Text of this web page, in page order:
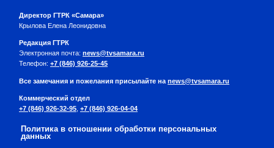
Директор ГТРК «Самара»
Крылова Елена Леонидовна
Редакция ГТРК
Электронная почта: news@tvsamara.ru
Телефон: +7 (846) 926-25-45
Все замечания и пожелания присылайте на news@tvsamara.ru
Коммерческий отдел
+7 (846) 926-32-95 +7 (846) 926-04-04
Политика в отношении обработки персональных
данных